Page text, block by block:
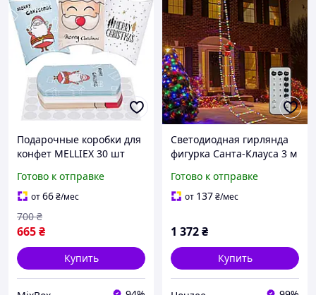
Подарочные коробки для
конфет MELLIEX 30 шт
коробки с наклейками для
сладостей праздничные
упаковки Санта
Готово к отправке
от66₴/мес
665₴
700 ₴
Купить
Светодиодная гирлянда
фигурка Санта-Клауса 3 м
украшения с 8 режимами
свечения
Готово к отправке
от 137₴/мес
1 372₴
Купить